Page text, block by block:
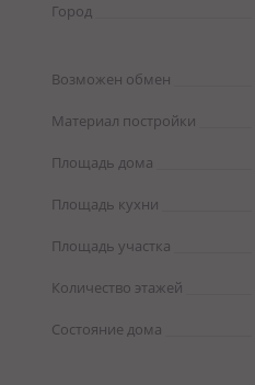
Город
Возможен обмен
Материал постройки
Площадь дома
Площадь кухни
Площадь участка
Количество этажей
Состояние дома